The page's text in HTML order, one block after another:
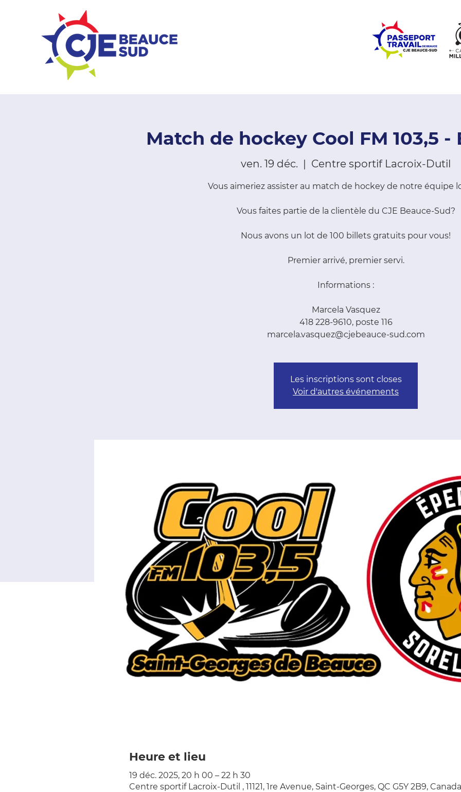
Match de hockey Cool FM 103,5 -
ven. 19 déc.
  |
Centre sportif Lacroix-Dutil
Vous aimeriez assister au match de hockey de notre équipe
Vous faites partie de la clientèle du CJE Beauce-Sud?
Nous avons un lot de 100 billets gratuits pour vous!
Premier arrivé, premier servi.
Informations :
Marcela Vasquez
418 228-9610, poste 116
marcela.vasquez@cjebeauce-sud.com
Les inscriptions sont closes
Voir d'autres événements
Heure et lieu
19 déc. 2025, 20 h 00 – 22 h 30
Centre sportif Lacroix-Dutil , 11121, 1re Avenue, Saint-Georges, QC G5Y 2B9, Canada